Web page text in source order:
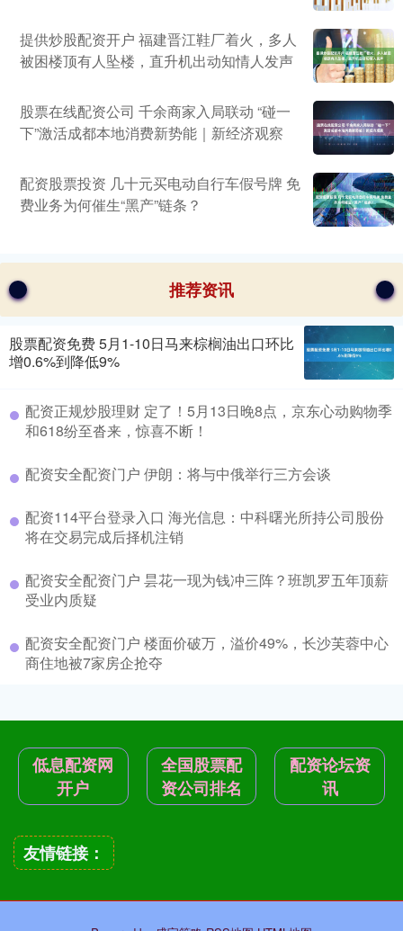
提供炒股配资开户 福建晋江鞋厂着火，多人
被困楼顶有人坠楼，直升机出动知情人发声
股票在线配资公司 千余商家入局联动 “碰一
下”激活成都本地消费新势能｜新经济观察
配资股票投资 几十元买电动自行车假号牌 免
费业务为何催生“黑产”链条？
推荐资讯
股票配资免费 5月1-10日马来棕榈油出口环比
增0.6%到降低9%
配资正规炒股理财 定了！5月13日晚8点，京东心动购物季
和618纷至沓来，惊喜不断！
配资安全配资门户 伊朗：将与中俄举行三方会谈
配资114平台登录入口 海光信息：中科曙光所持公司股份
将在交易完成后择机注销
配资安全配资门户 昙花一现为钱冲三阵？班凯罗五年顶薪
受业内质疑
配资安全配资门户 楼面价破万，溢价49%，长沙芙蓉中心
商住地被7家房企抢夺
低息配资网
开户
全国股票配
资公司排名
配资论坛资
讯
友情链接：